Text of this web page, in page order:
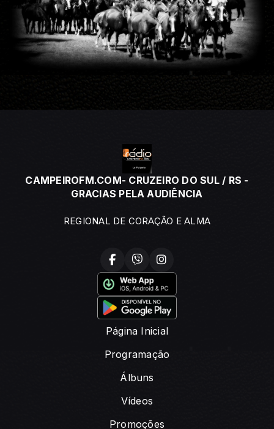
CAMPEIROFM.COM- CRUZEIRO DO SUL / RS -
GRACIAS PELA AUDIÊNCIA
REGIONAL DE CORAÇÃO E ALMA
Página Inicial
Programação
Álbuns
Vídeos
Promoções